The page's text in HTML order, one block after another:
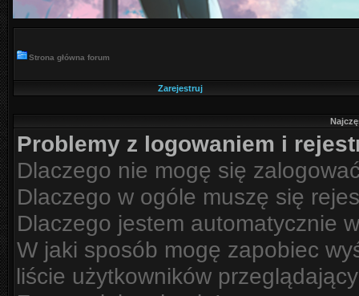
Strona główna forum
Zarejestruj
Problemy z logowaniem i
Dlaczego nie mogę się
Dlaczego w ogóle muszę się
Dlaczego jestem automatycznie
W jaki sposób mogę zapobiec
liście użytkowników